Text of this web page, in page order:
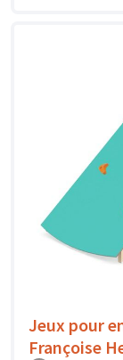
Jeux pour
Françoise